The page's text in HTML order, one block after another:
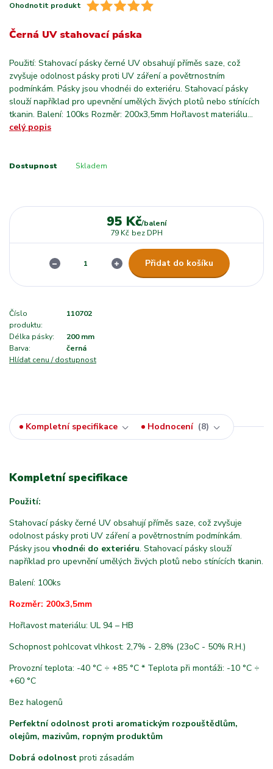
Ohodnotit produkt
Černá UV stahovací páska
Použití: Stahovací pásky černé UV obsahují příměs saze, což
zvyšuje odolnost pásky proti UV záření a povětrnostním
podmínkám. Pásky jsou vhodnéi do exteriéru. Stahovací pásky
slouží například pro upevnění umělých živých plotů nebo stínících
tkanin. Balení: 100ks Rozměr: 200x3,5mm Hořlavost materiálu...
celý popis
Dostupnost Skladem
95 Kč/balení
79 Kč bez DPH
Přidat do košíku
Číslo
produktu:
110702
Délka pásky:
200 mm
Barva:
černá
Hlídat cenu / dostupnost
Kompletní specifikace Hodnocení 8
Kompletní specifikace
Použití:
Stahovací pásky černé UV obsahují příměs saze, což zvyšuje
odolnost pásky proti UV záření a povětrnostním podmínkám.
Pásky jsou vhodnéi do exteriéru. Stahovací pásky slouží
například pro upevnění umělých živých plotů nebo stínících tkanin.
Balení: 100ks
Rozměr: 200x3,5mm
Hořlavost materiálu: UL 94 – HB
Schopnost pohlcovat vlhkost: 2,7% - 2,8% (23oC - 50% R.H.)
Provozní teplota: -40 °C ÷ +85 °C * Teplota při montáži: -10 °C ÷
+60 °C
Bez halogenů
Perfektní odolnost proti aromatickým rozpouštědlům,
olejům, mazivům, ropným produktům
Dobrá odolnost proti zásadám